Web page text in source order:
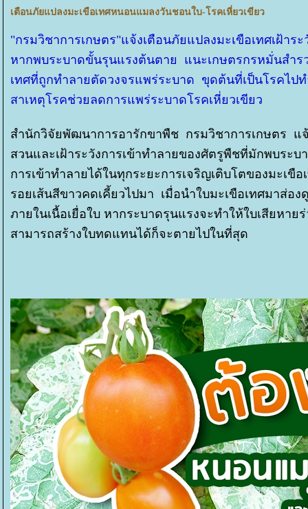
เตือนภัยแปลงมะเขือเทศหนอนแมลงวันชอนใบ-โรคเหี่ยวเขียว
"กรมวิชาการเกษตร"แจ้งเตือนภัยแปลงมะเขือเทศเฝ้า
หากพบระบาดขั้นรุนแรงต้นตาย แนะเกษตรกรหมั่นสำร
เทศที่ถูกทำลายตัดวงจรแพร่ระบาด ขุดต้นที่เป็นโรคไ
สาเหตุโรคช่วยลดการแพร่ระบาดโรคเหี่ยวเขียว
สำนักวิจัยพัฒนาการอารักขาพืช กรมวิชาการเกษตร แ
สวนและเฝ้าระวังการเข้าทำลายของศัตรูพืชที่มักพบระ
การเข้าทำลายได้ในทุกระยะการเจริญเติบโตของมะเ
รอยเส้นสีขาวคดเคี้ยวไปมา เมื่อนำใบมะเขือเทศมาส่อ
ภายในเนื้อเยื่อใบ หากระบาดรุนแรงจะทำให้ใบเสียหา
สามารถสร้างใบทดแทนได้ก็จะตายไปในที่สุด